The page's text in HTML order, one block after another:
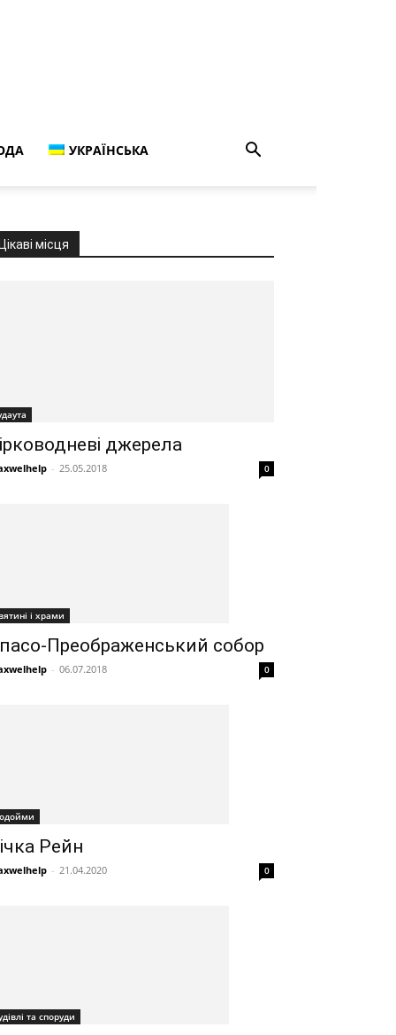
УКРАЇНСЬКА
Цікаві місця
джерела
- 25.05.2018 0
і храми
Преображенський собор
- 06.07.2018 0
Рейн
- 21.04.2020 0
та споруди